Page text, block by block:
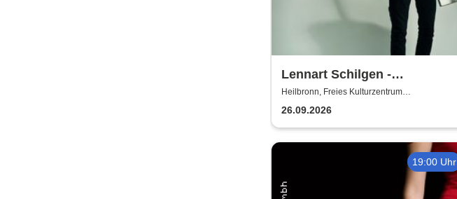
Lennart Schilgen -
Abwesenheitsnotizen
Heilbronn, Freies Kulturzentrum
Maschinenfabrik
26.09.2026
19:00 Uhr